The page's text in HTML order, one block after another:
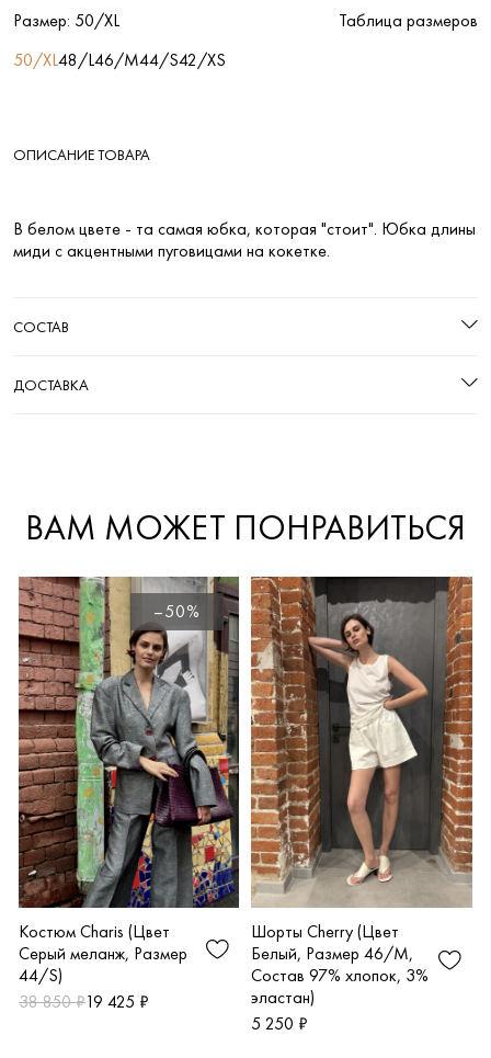
Размер: 50/XL
Таблица размеров
50/XL48/L46/M44/S42/XS
ОПИСАНИЕ ТОВАРА
В белом цвете - та самая юбка, которая "стоит". Юбка длины
миди с акцентными пуговицами на кокетке.
СОСТАВ
ДОСТАВКА
ВАМ МОЖЕТ ПОНРАВИТЬСЯ
–50%
Костюм Charis (Цвет
Серый меланж, Размер
44/S)
38 850 ₽19 425 ₽
Шорты Cherry (Цвет
Белый, Размер 46/M,
Состав 97% хлопок, 3%
эластан)
5 250 ₽